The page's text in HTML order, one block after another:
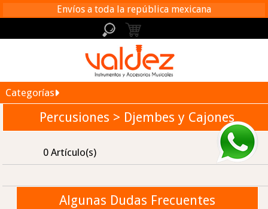
Envíos a toda la república mexicana
Categorías
Percusiones > Djembes y Cajones
0 Artículo(s)
Algunas Dudas Frecuentes